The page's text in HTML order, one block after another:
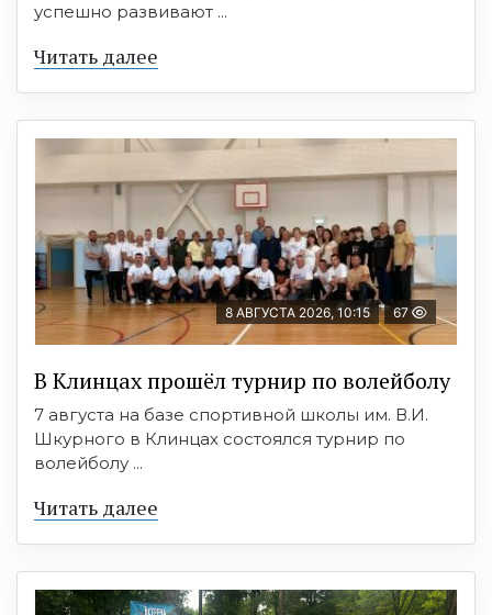
успешно развивают ...
Читать далее
8 АВГУСТА 2026, 10:15 67
В Клинцах прошёл турнир по волейболу
7 августа на базе спортивной школы им. В.И.
Шкурного в Клинцах состоялся турнир по
волейболу ...
Читать далее